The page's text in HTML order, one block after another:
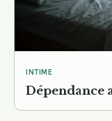
INTIME
Dépendance